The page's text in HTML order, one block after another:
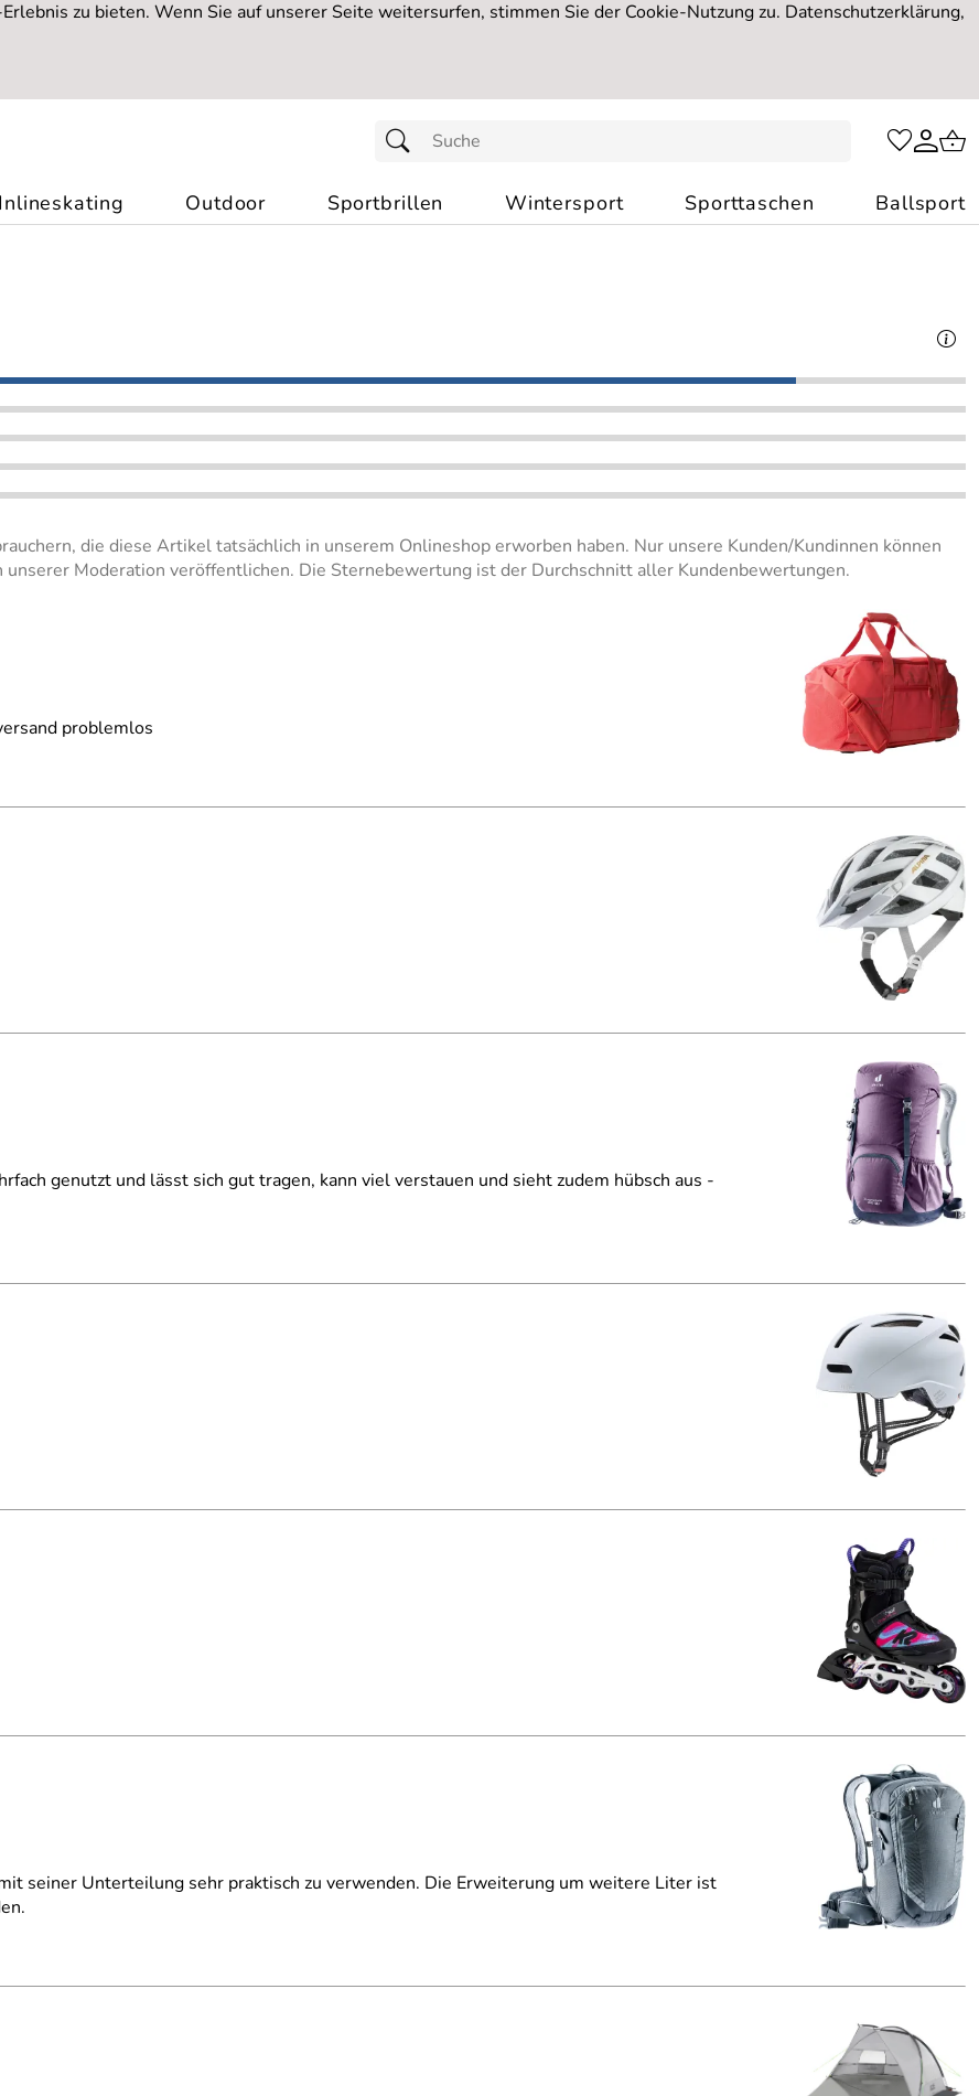
zu bieten. Wenn Sie auf unserer Seite weitersurfen, stimmen Sie der Cookie-Nutzung zu. Datenschutzerklärung,
Outdoor Sportbrillen Wintersport Sporttaschen Ballsport
die diese Artikel tatsächlich in unserem Onlineshop erworben haben. Nur unsere Kunden/Kundinnen können
Moderation veröffentlichen. Die Sternebewertung ist der Durchschnitt aller Kundenbewertungen.
problemlos
genutzt und lässt sich gut tragen, kann viel verstauen und sieht zudem hübsch aus -
seiner Unterteilung sehr praktisch zu verwenden. Die Erweiterung um weitere Liter ist